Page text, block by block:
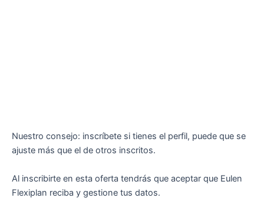
Nuestro consejo: inscríbete si tienes el perfil, puede que se
ajuste más que el de otros inscritos.
Al inscribirte en esta oferta tendrás que aceptar que Eulen
Flexiplan reciba y gestione tus datos.